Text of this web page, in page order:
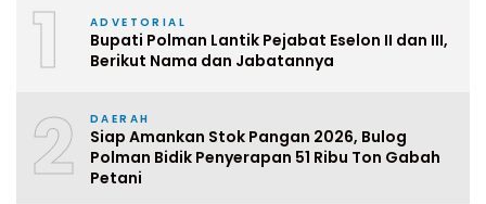
1 ADVETORIAL
Bupati Polman Lantik Pejabat Eselon II dan III,
Berikut Nama dan Jabatannya
2 DAERAH
Siap Amankan Stok Pangan 2026, Bulog
Polman Bidik Penyerapan 51 Ribu Ton Gabah
Petani